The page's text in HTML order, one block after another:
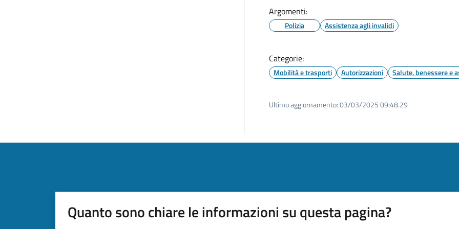
Argomenti:
Polizia Assistenza agli invalidi
Categorie:
Mobilità e trasporti Autorizzazioni Salute, benessere e
Ultimo aggiornamento:03/03/2025 09:48.29
Quanto sono chiare le informazioni su questa pagina?